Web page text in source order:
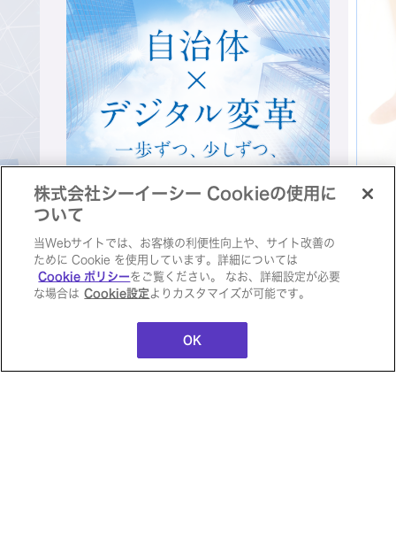
NCマルチステー
Officeアップグレ
自治体×デジタル変革特集ページ
外部サイトに移動します
株式会社シーイーシー Cookieの使用に
ついて
当Webサイトでは、お客様の利便性向上や、サイト改善の
ために Cookie を使用しています。詳細については
Cookie ポリシーをご覧ください。 なお、詳細設定が必要
な場合は Cookie設定 よりカスタマイズが可能です。
OK